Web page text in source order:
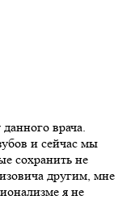
врача.
и сейчас мы
сохранить не
другим, мне
я не